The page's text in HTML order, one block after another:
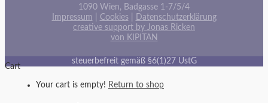
1090 Wien, Badgasse 1-7/5/4
Impressum
Cookies|
Datenschutzerklärung
creative support by Jonas Ricken
von KIPITAN
steuerbefreit gemäß §6(1)27 UstG
Cart
Your cart is empty! Return to shop